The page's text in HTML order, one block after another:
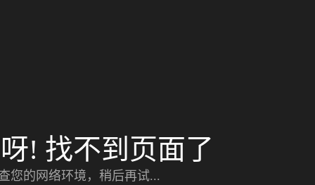
! 找不到页面了
您的网络环境，稍后再试...